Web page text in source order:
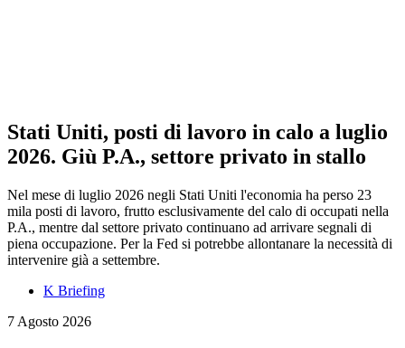
Stati Uniti, posti di lavoro in calo a luglio
2026. Giù P.A., settore privato in stallo
Nel mese di luglio 2026 negli Stati Uniti l'economia ha perso 23
mila posti di lavoro, frutto esclusivamente del calo di occupati nella
P.A., mentre dal settore privato continuano ad arrivare segnali di
piena occupazione. Per la Fed si potrebbe allontanare la necessità di
intervenire già a settembre.
K Briefing
7 Agosto 2026